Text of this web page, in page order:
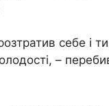
себе і
–